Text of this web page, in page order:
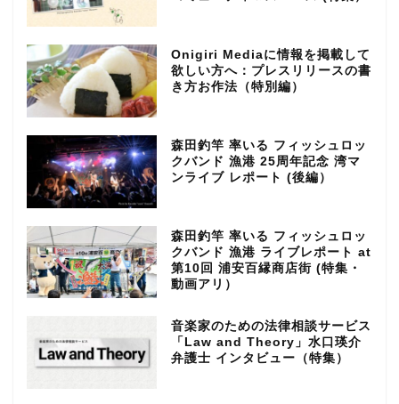
Onigiri Mediaに情報を掲載して
欲しい方へ：プレスリリースの書
き方お作法（特別編）
森田釣竿 率いる フィッシュロッ
クバンド 漁港 25周年記念 湾マ
ンライブ レポート (後編）
森田釣竿 率いる フィッシュロッ
クバンド 漁港 ライブレポート at
第10回 浦安百縁商店街 (特集・
動画アリ）
音楽家のための法律相談サービス
「Law and Theory」水口瑛介
弁護士 インタビュー（特集）